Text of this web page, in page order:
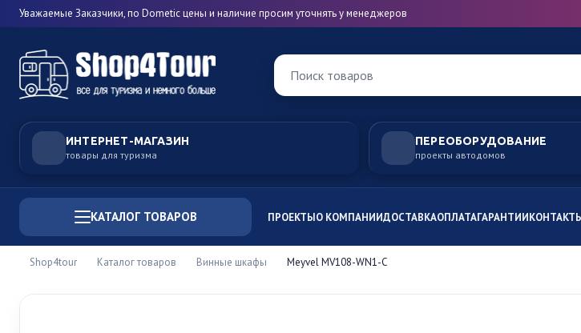
Уважаемые Заказчики, по Dometic цены и наличие просим уточнять у менеджеров
Поиск товаров
ИНТЕРНЕТ-МАГАЗИН
товары для туризма
ПЕРЕОБОРУДОВАНИЕ
проекты автодомов
КАТАЛОГ ТОВАРОВ ПРОЕКТЫО КОМПАНИИДОСТАВКАОПЛАТАГАРАНТИИ
Shop4tour Каталог товаров Винные шкафы Meyvel MV108-WN1-C